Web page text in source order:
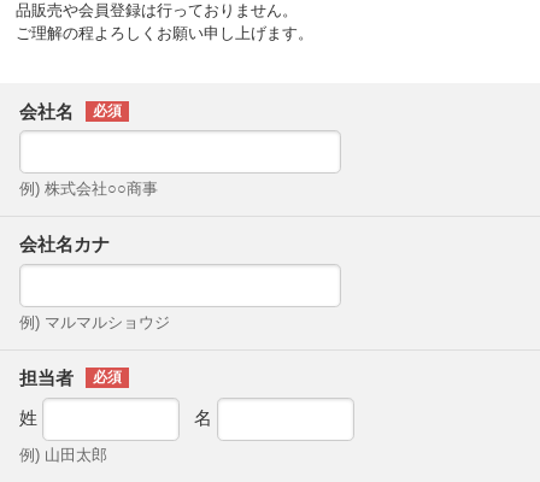
品販売や会員登録は行っておりません。
ご理解の程よろしくお願い申し上げます。
会社名
例) 株式会社○○商事
会社名カナ
例) マルマルショウジ
担当者
姓
名
例) 山田太郎